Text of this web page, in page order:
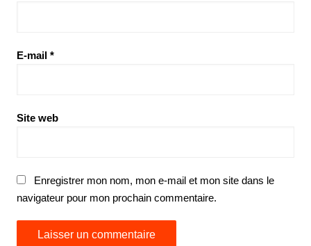
E-mail *
Site web
Enregistrer mon nom, mon e-mail et mon site dans le
navigateur pour mon prochain commentaire.